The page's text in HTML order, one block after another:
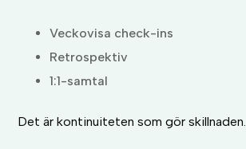
Veckovisa check-ins
Retrospektiv
1:1-samtal
Det är kontinuiteten som gör skillnaden.